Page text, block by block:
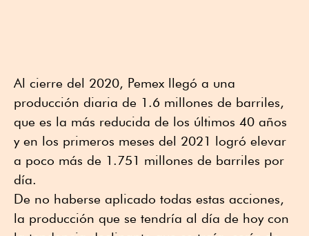
Al cierre del 2020, Pemex llegó a una
producción diaria de 1.6 millones de barriles,
que es la más reducida de los últimos 40 años
y en los primeros meses del 2021 logró elevar
a poco más de 1.751 millones de barriles por
día.
De no haberse aplicado todas estas acciones,
la producción que se tendría al día de hoy con